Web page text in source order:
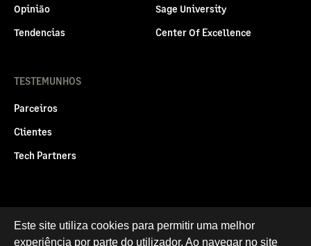
Opinião
Tendencias
Sage University
Center Of Excellence
TESTEMUNHOS
Parceiros
Clientes
Tech Partners
Politica legal Privacidade e Cookies
Este site utiliza cookies para permitir uma melhor
experiência por parte do utilizador. Ao navegar no site